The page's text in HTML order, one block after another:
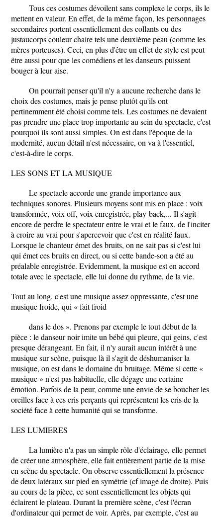
Tous ces costumes dévoilent sans complexe le corps, ils le
mettent en valeur. En effet, de la même façon, les personnages
secondaires portent essentiellement des collants ou des
justaucorps couleur chaire tels une deuxième peau (comme les
mères porteuses). Ceci, en plus d'être un effet de style est peut
être aussi pour que les comédiens et les danseurs puissent
bouger à leur aise.
On pourrait penser qu'il n'y a aucune recherche dans le
choix des costumes, mais je pense plutôt qu'ils ont
pertinemment été choisi comme tels. Les costumes ne devaient
pas prendre une place trop importante au sein du spectacle, c'est
pourquoi ils sont aussi simples. On est dans l'époque de la
modernité, aucun détail n'est nécessaire, on va à l'essentiel,
c'est-à-dire le corps.
LES SONS ET LA MUSIQUE
Le spectacle accorde une grande importance aux
techniques sonores. Plusieurs moyens sont mis en place : voix
transformée, voix off, voix enregistrée, play-back,... Il s'agit
encore de perdre le spectateur entre le vrai et le faux, de l'inciter
à croire au vrai pour s'apercevoir que c'est en réalité faux.
Lorsque le chanteur émet des bruits, on ne sait pas si c'est lui
qui émet ces bruits en direct, ou si cette bande-son a été au
préalable enregistrée. Evidemment, la musique est en accord
totale avec le spectacle, elle lui donne du rythme, de la vie.
Tout au long, c'est une musique assez oppressante, c'est une
musique froide, qui « fait froid
dans le dos ». Prenons par exemple le tout début de la
pièce : le danseur noir imite un bébé qui pleure, qui geins, c'est
presque dérangeant. En fait, il n'y aurait aucun intérêt à une
musique sur scène, puisque là il s'agit de déshumaniser la
musique, on est dans le domaine du bruitage. Même si cette «
musique » n'est pas habituelle, elle dégage une certaine
émotion. Parfois de la peur, comme une envie de se boucher les
oreilles face à ces cris perçants qui représentent les cris de la
société face à cette humanité qui se transforme.
LES LUMIERES
La lumière n'a pas un simple rôle d'éclairage, elle permet
de créer une atmosphère, elle fait entièrement partie de la mise
en scène du spectacle. On observe essentiellement la présence
de deux latéraux sur pied en symétrie (cf image de droite). Puis
au cours de la pièce, ce sont essentiellement les objets qui
éclairent le plateau. Durant la première scène, c'est l'écran
d'ordinateur qui permet de voir. Après, par exemple, c'est au